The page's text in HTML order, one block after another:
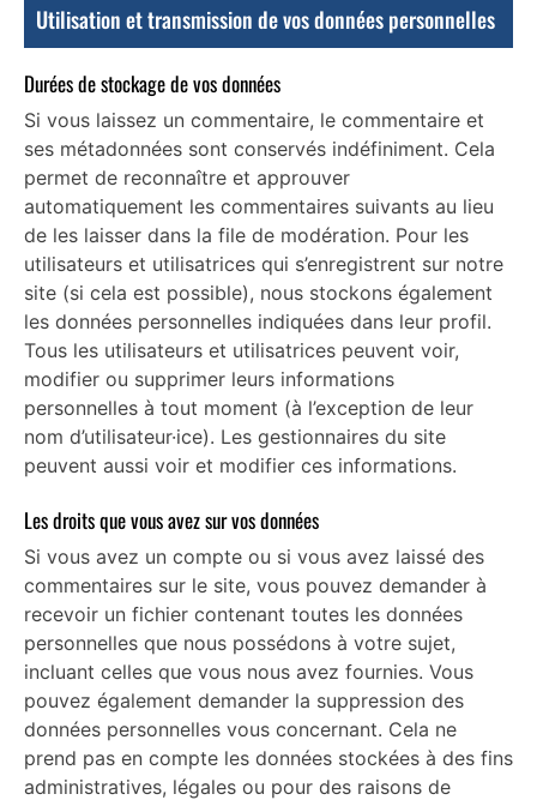
Utilisation et transmission de vos données personnelles
Durées de stockage de vos données
Si vous laissez un commentaire, le commentaire et
ses métadonnées sont conservés indéfiniment. Cela
permet de reconnaître et approuver
automatiquement les commentaires suivants au lieu
de les laisser dans la file de modération. Pour les
utilisateurs et utilisatrices qui s’enregistrent sur notre
site (si cela est possible), nous stockons également
les données personnelles indiquées dans leur profil.
Tous les utilisateurs et utilisatrices peuvent voir,
modifier ou supprimer leurs informations
personnelles à tout moment (à l’exception de leur
nom d’utilisateur·ice). Les gestionnaires du site
peuvent aussi voir et modifier ces informations.
Les droits que vous avez sur vos données
Si vous avez un compte ou si vous avez laissé des
commentaires sur le site, vous pouvez demander à
recevoir un fichier contenant toutes les données
personnelles que nous possédons à votre sujet,
incluant celles que vous nous avez fournies. Vous
pouvez également demander la suppression des
données personnelles vous concernant. Cela ne
prend pas en compte les données stockées à des fins
administratives, légales ou pour des raisons de